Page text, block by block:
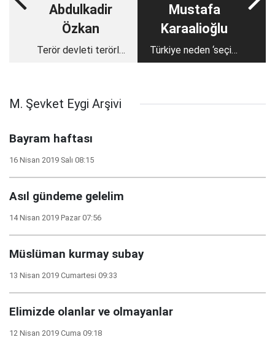
Abdulkadir
Özkan
Terör devleti terörle
Mustafa
Karaalioğlu
Türkiye neden ‘seçim
malzemesi’ oluyor?
M. Şevket Eygi Arşivi
Bayram haftası
16 Nisan 2019 Salı 08:15
Asıl gündeme gelelim
14 Nisan 2019 Pazar 07:56
Müslüman kurmay subay
13 Nisan 2019 Cumartesi 09:33
Elimizde olanlar ve olmayanlar
12 Nisan 2019 Cuma 09:18